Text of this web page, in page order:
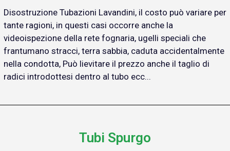
Disostruzione Tubazioni Lavandini, il costo può variare per
tante ragioni, in questi casi occorre anche la
videoispezione della rete fognaria, ugelli speciali che
frantumano stracci, terra sabbia, caduta accidentalmente
nella condotta, Può lievitare il prezzo anche il taglio di
radici introdottesi dentro al tubo ecc...
Tubi Spurgo